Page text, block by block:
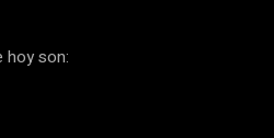
hoy son: